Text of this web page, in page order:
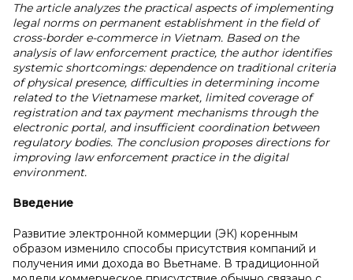
The article analyzes the practical aspects of implementing
legal norms on permanent establishment in the field of
cross-border e-commerce in Vietnam. Based on the
analysis of law enforcement practice, the author identifies
systemic shortcomings: dependence on traditional criteria
of physical presence, difficulties in determining income
related to the Vietnamese market, limited coverage of
registration and tax payment mechanisms through the
electronic portal, and insufficient coordination between
regulatory bodies. The conclusion proposes directions for
improving law enforcement practice in the digital
environment.
Введение
Развитие электронной коммерции (ЭК) коренным
образом изменило способы присутствия компаний и
получения ими дохода во Вьетнаме. В традиционной